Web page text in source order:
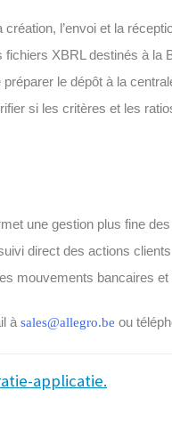
l’envoi et la
fichiers XBRL destinés à
le dépôt à la
si les critères et les
une gestion plus fine
direct des actions
mouvements bancaires et
à sales@allegro.be ou
applicatie.